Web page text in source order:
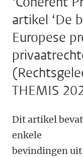
artikel ‘De
Europese
THEMIS
Dit artikelbevat
enkele
bevindingen uit